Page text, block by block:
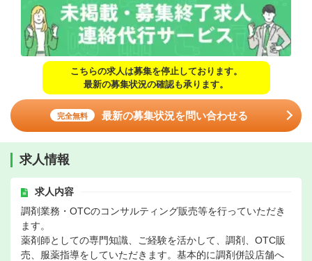
こちらの求人は募集を停止しております。
最新の募集状況の確認も承ります。
完全無料 最新の募集状況を問い合わせる
求人情報
求人内容
調剤業務・OTCのコンサルティング販売等を行っていただき
ます。
薬剤師としての専門知識、ご経験を活かして、調剤、OTC販
売、服薬指導をしていただきます。基本的に調剤併設店舗へ